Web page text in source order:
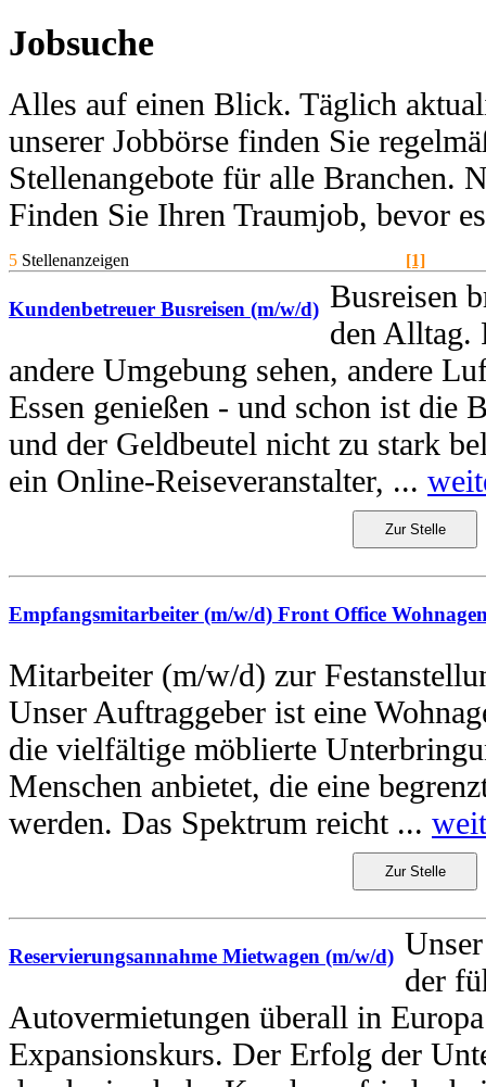
Jobsuche
Alles auf einen Blick. Täglich
unserer Jobbörse finden Sie
Stellenangebote für alle Branchen.
Finden Sie Ihren Traumjob, bevor
5 Stellenanzeigen [1]
Kundenbetreuer Busreisen (m/w/d) Busreisen
den Alltag.
andere Umgebung sehen, andere
Essen genießen - und schon ist die
und der Geldbeutel nicht zu stark
ein Online-Reiseveranstalter, ...
Zur Stelle
Empfangsmitarbeiter (m/w/d) Front Office
Mitarbeiter (m/w/d) zur
Unser Auftraggeber ist eine
die vielfältige möblierte
Menschen anbietet, die eine
werden. Das Spektrum reicht ...
Zur Stelle
Reservierungsannahme Mietwagen (m/w/d)
der
Autovermietungen überall in
Expansionskurs. Der Erfolg der